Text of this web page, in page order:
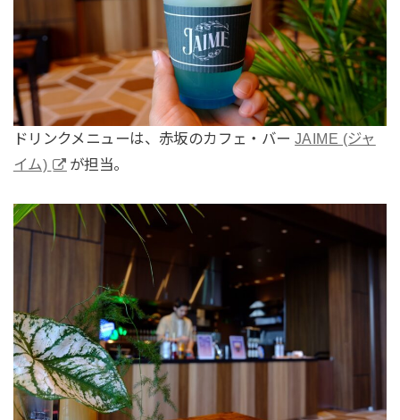
ドリンクメニューは、赤坂のカフェ・バーJAIME (ジャ
イム)
が担当。